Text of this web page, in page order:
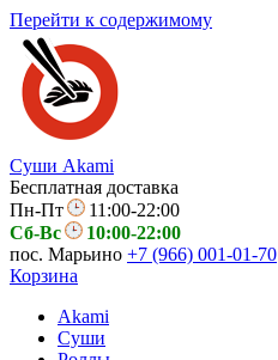
Перейти к содержимому
Суши Akami
Бесплатная доставка
Пн-Пт
11:00-22:00
Сб-Вс
10:00-22:00
пос. Марьино +7 (966) 001-01-70
Корзина
Akami
Суши